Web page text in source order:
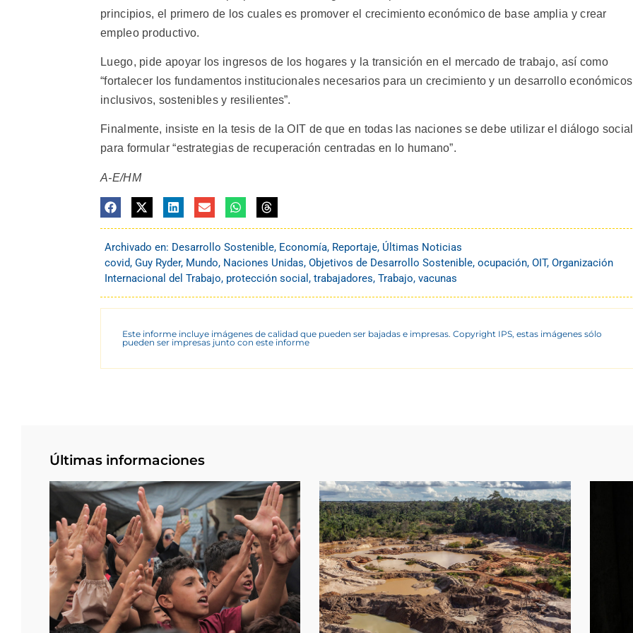
principios, el primero de los cuales es promover el crecimiento económico de base amplia y crear
empleo productivo.
Luego, pide apoyar los ingresos de los hogares y la transición en el mercado de trabajo, así como
“fortalecer los fundamentos institucionales necesarios para un crecimiento y un desarrollo económicos
inclusivos, sostenibles y resilientes”.
Finalmente, insiste en la tesis de la OIT de que en todas las naciones se debe utilizar el diálogo social
para formular “estrategias de recuperación centradas en lo humano”.
A-E/HM
Archivado en: Desarrollo Sostenible, Economía, Reportaje, Últimas Noticias
covid, Guy Ryder, Mundo, Naciones Unidas, Objetivos de Desarrollo Sostenible, ocupación, OIT, Organización
Internacional del Trabajo, protección social , trabajadores, Trabajo, vacunas
Este informe incluye imágenes de calidad que pueden ser bajadas e impresas. Copyright IPS, estas imágenes sólo
pueden ser impresas junto con este informe
Últimas informaciones